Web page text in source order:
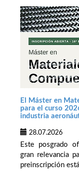
El Máster en
para el curso
industria
28.07.2026
Este posgrado
gran relevancia
preinscripción